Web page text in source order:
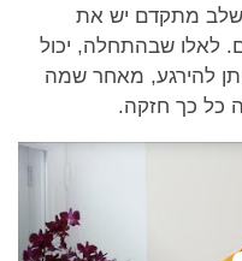
מתקדם יש את
לאלו שבהתחלה, יכול
להירגע, מאחר שמה
כל כך חזקה.